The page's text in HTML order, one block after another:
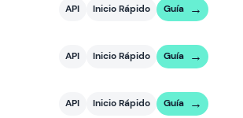
API Inicio Rápido Guía
API Inicio Rápido Guía
API Inicio Rápido Guía